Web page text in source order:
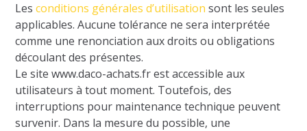
Lesconditions générales d’utilisation sont les seules
applicables. Aucune tolérance ne sera interprétée
comme une renonciation aux droits ou obligations
découlant des présentes.
Le site www.daco-achats.fr est accessible aux
utilisateurs à tout moment. Toutefois, des
interruptions pour maintenance technique peuvent
survenir. Dans la mesure du possible, une